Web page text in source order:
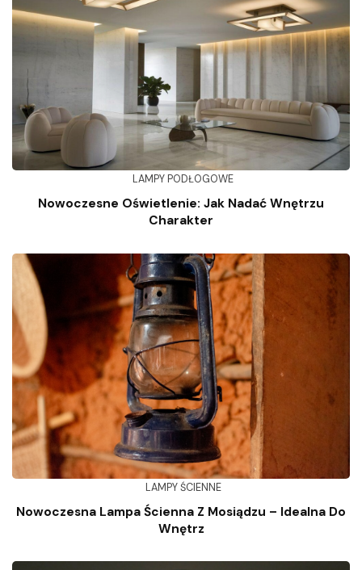
LAMPY PODŁOGOWE
Nowoczesne Oświetlenie: Jak Nadać Wnętrzu
Charakter
LAMPY ŚCIENNE
Nowoczesna Lampa Ścienna Z Mosiądzu – Idealna Do
Wnętrz